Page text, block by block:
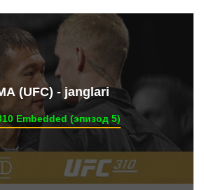
(UFC) - janglari
Embedded (эпизод 5)